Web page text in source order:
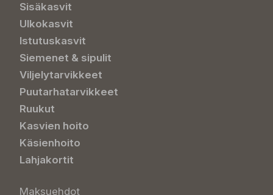
Sisäkasvit
Ulkokasvit
Istutuskasvit
Siemenet & sipulit
Viljelytarvikkeet
Puutarhatarvikkeet
Ruukut
Kasvien hoito
Käsienhoito
Lahjakortit
Maksuehdot